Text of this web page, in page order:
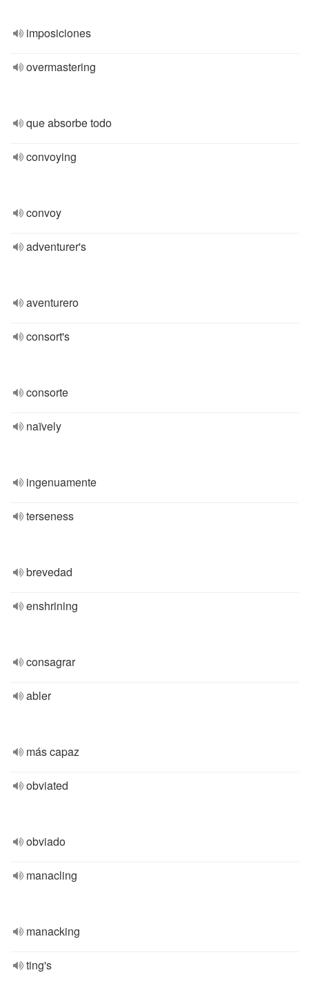
imposiciones
overmastering
que absorbe todo
convoying
convoy
adventurer's
aventurero
consort's
consorte
naïvely
ingenuamente
terseness
brevedad
enshrining
consagrar
abler
más capaz
obviated
obviado
manacling
manacking
ting's